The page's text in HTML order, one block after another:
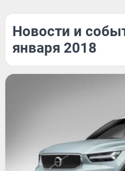
Новости и
января 2018